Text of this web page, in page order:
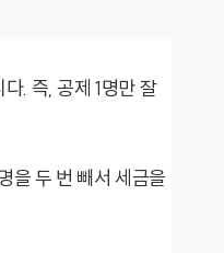
. 즉, 공제 1명만 잘
을 두 번 빼서 세금을